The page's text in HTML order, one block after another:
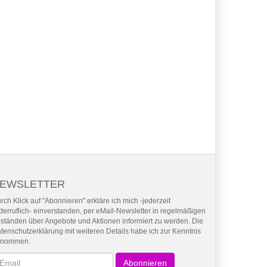
Klick auf "Abonnieren" erkläre ich mich -jederzeit
einverstanden, per eMail-Newsletter in regelmäßigen
über Angebote und Aktionen informiert zu werden. Die
mit weiteren Details habe ich zur Kenntnis
Abonnieren